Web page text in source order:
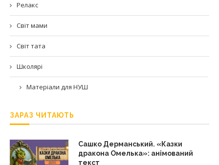
Релакс
Світ мами
Світ тата
Школярі
Матеріали для НУШ
ЗАРАЗ ЧИТАЮТЬ
Сашко Дерманський. «Казки
дракона Омелька»: анімований
текст